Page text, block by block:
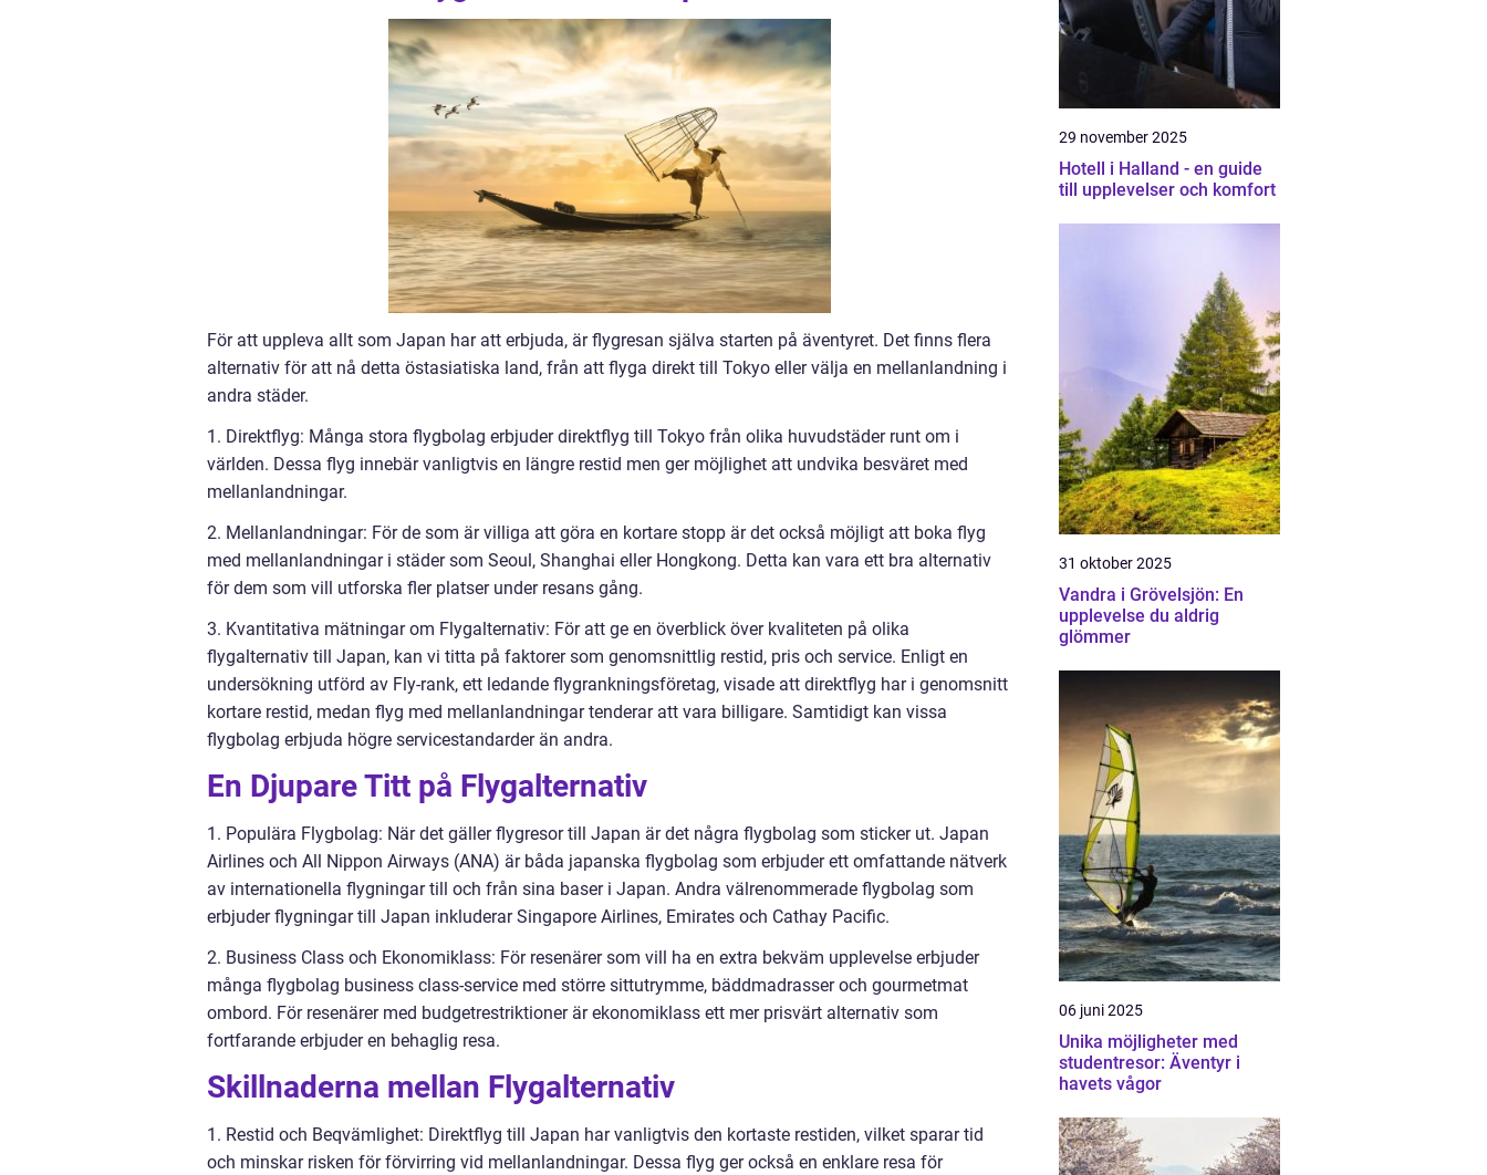
För att uppleva allt som Japan har att erbjuda, är flygresan själva starten på äventyret. Det finns flera
alternativ för att nå detta östasiatiska land, från att flyga direkt till Tokyo eller välja en mellanlandning i
andra städer.
1. Direktflyg: Många stora flygbolag erbjuder direktflyg till Tokyo från olika huvudstäder runt om i
världen. Dessa flyg innebär vanligtvis en längre restid men ger möjlighet att undvika besväret med
mellanlandningar.
2. Mellanlandningar: För de som är villiga att göra en kortare stopp är det också möjligt att boka flyg
med mellanlandningar i städer som Seoul, Shanghai eller Hongkong. Detta kan vara ett bra alternativ
för dem som vill utforska fler platser under resans gång.
3. Kvantitativa mätningar om Flygalternativ: För att ge en överblick över kvaliteten på olika
flygalternativ till Japan, kan vi titta på faktorer som genomsnittlig restid, pris och service. Enligt en
undersökning utförd av Fly-rank, ett ledande flygrankningsföretag, visade att direktflyg har i genomsnitt
kortare restid, medan flyg med mellanlandningar tenderar att vara billigare. Samtidigt kan vissa
flygbolag erbjuda högre servicestandarder än andra.
En Djupare Titt på Flygalternativ
1. Populära Flygbolag: När det gäller flygresor till Japan är det några flygbolag som sticker ut. Japan
Airlines och All Nippon Airways (ANA) är båda japanska flygbolag som erbjuder ett omfattande nätverk
av internationella flygningar till och från sina baser i Japan. Andra välrenommerade flygbolag som
erbjuder flygningar till Japan inkluderar Singapore Airlines, Emirates och Cathay Pacific.
2. Business Class och Ekonomiklass: För resenärer som vill ha en extra bekväm upplevelse erbjuder
många flygbolag business class-service med större sittutrymme, bäddmadrasser och gourmetmat
ombord. För resenärer med budgetrestriktioner är ekonomiklass ett mer prisvärt alternativ som
fortfarande erbjuder en behaglig resa.
Skillnaderna mellan Flygalternativ
1. Restid och Beqvämlighet: Direktflyg till Japan har vanligtvis den kortaste restiden, vilket sparar tid
och minskar risken för förvirring vid mellanlandningar. Dessa flyg ger också en enklare resa för
29 november 2025
Hotell i Halland - en guide
till upplevelser och komfort
31 oktober 2025
Vandra i Grövelsjön: En
upplevelse du aldrig
glömmer
06 juni 2025
Unika möjligheter med
studentresor: Äventyr i
havets vågor